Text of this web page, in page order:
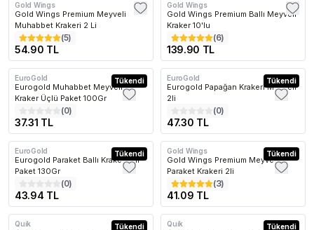
Gold Wings
Gold Wings Premium Meyveli
Muhabbet Krakeri 2 Li
(5)
54.90 TL
Gold Wings
Gold Wings Premium Ballı Meyveli
Kraker 10'lu
(6)
139.90 TL
Tükendi
EuroGold
Eurogold Muhabbet Meyveli
Kraker Üçlü Paket 100Gr
(0)
37.31 TL
Tükendi
EuroGold
Eurogold Papağan Krakeri Meyveli
2li
(0)
47.30 TL
Tükendi
EuroGold
Eurogold Paraket Ballı Kraker İkili
Paket 130Gr
(0)
43.94 TL
Tükendi
Gold Wings
Gold Wings Premium Meyveli
Paraket Krakeri 2li
(3)
41.09 TL
Tükendi
Quik Tükendi
Quik